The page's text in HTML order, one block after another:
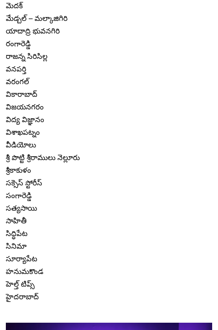
మెదక్
మేడ్చల్ – మల్కాజిగిరి
యాదాద్రి భువనగిరి
రంగారెడ్డి
రాజన్న సిరిసిల్ల
వనపర్తి
వరంగల్
వికారాబాద్
విజయనగరం
విద్య విజ్ఞానం
విశాఖపట్నం
వీడియోలు
శ్రీ పొట్టి శ్రీరాములు నెల్లూరు
శ్రీకాకుళం
సక్సెస్ స్టోరీస్
సంగారెడ్డి
సత్యసాయి
సాహితీ
సిద్ధిపేట
సినిమా
సూర్యాపేట
హనుమకొండ
హెల్త్ టిప్స్
హైదరాబాద్